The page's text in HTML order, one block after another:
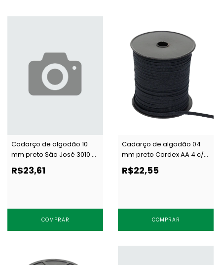
Cadarço de algodão 10
mm preto São José 3010 c/
50 m
R$23,61
COMPRAR
Cadarço de algodão 04
mm preto Cordex AA 4 c/
100 m
R$22,55
COMPRAR